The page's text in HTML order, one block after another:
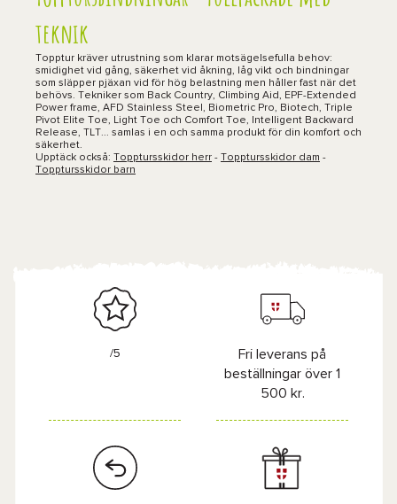
teknik
Topptur kräver utrustning som klarar motsägelsefulla behov:
smidighet vid gång, säkerhet vid åkning, låg vikt och bindningar
som släpper pjäxan vid för hög belastning men håller fast när det
behövs. Tekniker som Back Country, Climbing Aid, EPF-Extended
Power frame, AFD Stainless Steel, Biometric Pro, Biotech, Triple
Pivot Elite Toe, Light Toe och Comfort Toe, Intelligent Backward
Release, TLT... samlas i en och samma produkt för din komfort och
säkerhet.
Upptäck också: Topptursskidor herr - Topptursskidor dam -
Topptursskidor barn
/5
Fri leverans på
beställningar över 1
500 kr.